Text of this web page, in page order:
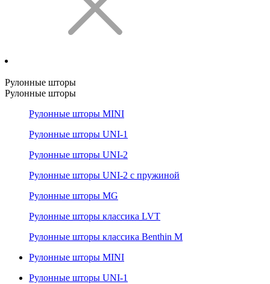
Рулонные шторы
Рулонные шторы
Рулонные шторы MINI
Рулонные шторы UNI-1
Рулонные шторы UNI-2
Рулонные шторы UNI-2 с пружиной
Рулонные шторы MG
Рулонные шторы классика LVT
Рулонные шторы классика Benthin M
Рулонные шторы MINI
Рулонные шторы UNI-1